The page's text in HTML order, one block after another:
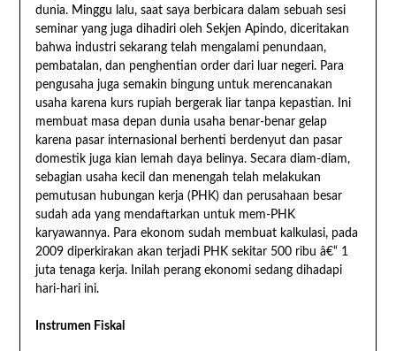
dunia. Minggu lalu, saat saya berbicara dalam sebuah sesi
seminar yang juga dihadiri oleh Sekjen Apindo, diceritakan
bahwa industri sekarang telah mengalami penundaan,
pembatalan, dan penghentian order dari luar negeri. Para
pengusaha juga semakin bingung untuk merencanakan
usaha karena kurs rupiah bergerak liar tanpa kepastian. Ini
membuat masa depan dunia usaha benar-benar gelap
karena pasar internasional berhenti berdenyut dan pasar
domestik juga kian lemah daya belinya. Secara diam-diam,
sebagian usaha kecil dan menengah telah melakukan
pemutusan hubungan kerja (PHK) dan perusahaan besar
sudah ada yang mendaftarkan untuk mem-PHK
karyawannya. Para ekonom sudah membuat kalkulasi, pada
2009 diperkirakan akan terjadi PHK sekitar 500 ribu â€“ 1
juta tenaga kerja. Inilah perang ekonomi sedang dihadapi
hari-hari ini.
Instrumen Fiskal